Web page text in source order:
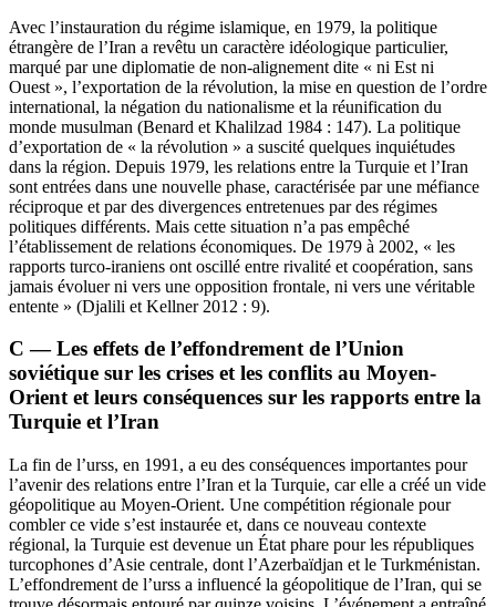
Avec l’instauration du régime islamique, en 1979, la politique
étrangère de l’Iran a revêtu un caractère idéologique particulier,
marqué par une diplomatie de non-alignement dite « ni Est ni
Ouest », l’exportation de la révolution, la mise en question de l’ordre
international, la négation du nationalisme et la réunification du
monde musulman (Benard et Khalilzad 1984 : 147). La politique
d’exportation de « la révolution » a suscité quelques inquiétudes
dans la région. Depuis 1979, les relations entre la Turquie et l’Iran
sont entrées dans une nouvelle phase, caractérisée par une méfiance
réciproque et par des divergences entretenues par des régimes
politiques différents. Mais cette situation n’a pas empêché
l’établissement de relations économiques. De 1979 à 2002, « les
rapports turco-iraniens ont oscillé entre rivalité et coopération, sans
jamais évoluer ni vers une opposition frontale, ni vers une véritable
entente » (Djalili et Kellner 2012 : 9).
C — Les effets de l’effondrement de l’Union
soviétique sur les crises et les conflits au Moyen-
Orient et leurs conséquences sur les rapports entre la
Turquie et l’Iran
La fin de l’urss, en 1991, a eu des conséquences importantes pour
l’avenir des relations entre l’Iran et la Turquie, car elle a créé un vide
géopolitique au Moyen-Orient. Une compétition régionale pour
combler ce vide s’est instaurée et, dans ce nouveau contexte
régional, la Turquie est devenue un État phare pour les républiques
turcophones d’Asie centrale, dont l’Azerbaïdjan et le Turkménistan.
L’effondrement de l’urss a influencé la géopolitique de l’Iran, qui se